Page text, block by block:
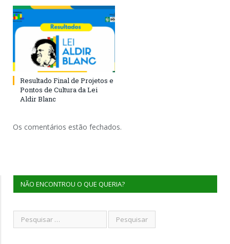
Resultado Final de Projetos e
Pontos de Cultura da Lei
Aldir Blanc
Os comentários estão fechados.
NÃO ENCONTROU O QUE QUERIA?